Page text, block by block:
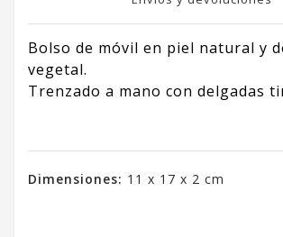
Bolso de móvil en piel natural y
vegetal.
Trenzado a mano con delgadas
Dimensiones: 11 x 17 x 2 cm